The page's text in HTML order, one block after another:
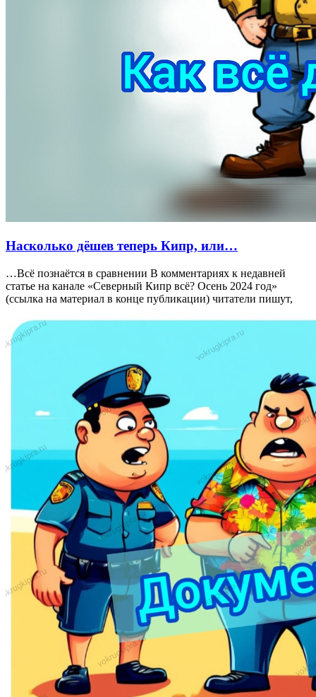
Насколько дёшев теперь Кипр, или…
…Всё познаётся в сравнении В комментариях к недавней
статье на канале «Северный Кипр всё? Осень 2024 год»
(ссылка на материал в конце публикации) читатели пишут,